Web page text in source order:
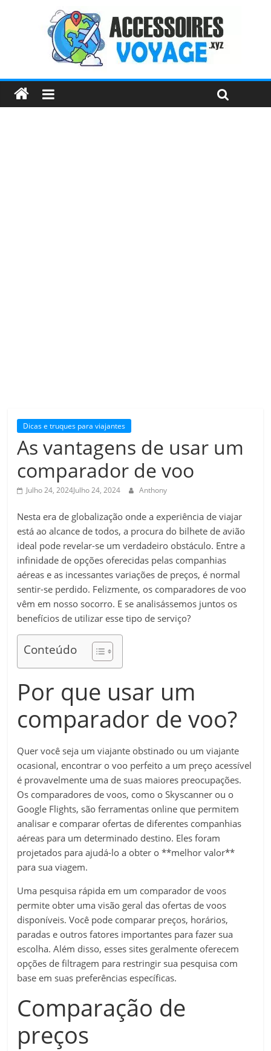
Dicas e truques para viajantes
As vantagens de usar um
comparador de voo
Julho 24, 2024Julho 24, 2024 Anthony
Nesta era de globalização onde a experiência de viajar
está ao alcance de todos, a procura do bilhete de avião
ideal pode revelar-se um verdadeiro obstáculo. Entre a
infinidade de opções oferecidas pelas companhias
aéreas e as incessantes variações de preços, é normal
sentir-se perdido. Felizmente, os comparadores de voo
vêm em nosso socorro. E se analisássemos juntos os
benefícios de utilizar esse tipo de serviço?
Conteúdo
Por que usar um
comparador de voo?
Quer você seja um viajante obstinado ou um viajante
ocasional, encontrar o voo perfeito a um preço acessível
é provavelmente uma de suas maiores preocupações.
Os comparadores de voos, como o Skyscanner ou o
Google Flights, são ferramentas online que permitem
analisar e comparar ofertas de diferentes companhias
aéreas para um determinado destino. Eles foram
projetados para ajudá-lo a obter o **melhor valor**
para sua viagem.
Uma pesquisa rápida em um comparador de voos
permite obter uma visão geral das ofertas de voos
disponíveis. Você pode comparar preços, horários,
paradas e outros fatores importantes para fazer sua
escolha. Além disso, esses sites geralmente oferecem
opções de filtragem para restringir sua pesquisa com
base em suas preferências específicas.
Comparação de
preços